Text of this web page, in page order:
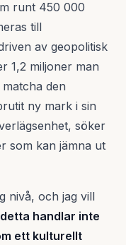
runt 450 000
till
av geopolitisk
1,2 miljoner man
den
ny mark i sin
söker
som kan jämna ut
nivå, och jag vill
detta handlar inte
ett kulturellt